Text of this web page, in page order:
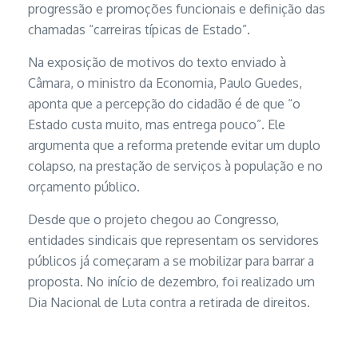
progressão e promoções funcionais e definição das
chamadas “carreiras típicas de Estado”.
Na exposição de motivos do texto enviado à
Câmara, o ministro da Economia, Paulo Guedes,
aponta que a percepção do cidadão é de que “o
Estado custa muito, mas entrega pouco”. Ele
argumenta que a reforma pretende evitar um duplo
colapso, na prestação de serviços à população e no
orçamento público.
Desde que o projeto chegou ao Congresso,
entidades sindicais que representam os servidores
públicos já começaram a se mobilizar para barrar a
proposta. No início de dezembro, foi realizado um
Dia Nacional de Luta contra a retirada de direitos.